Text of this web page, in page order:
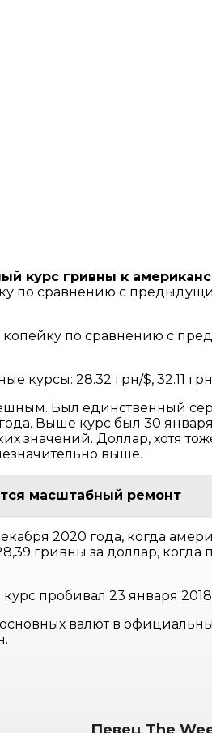
курс гривны к
по сравнению с
копейку по сравнению с
курсы: 28.32 грн/$, 32.11
Был единственный
Выше курс был 30
значений. Доллар, хотя
выше.
масштабный ремонт
2020 года, когда
гривны за доллар, когда
пробивал 23 января 2018
валют в